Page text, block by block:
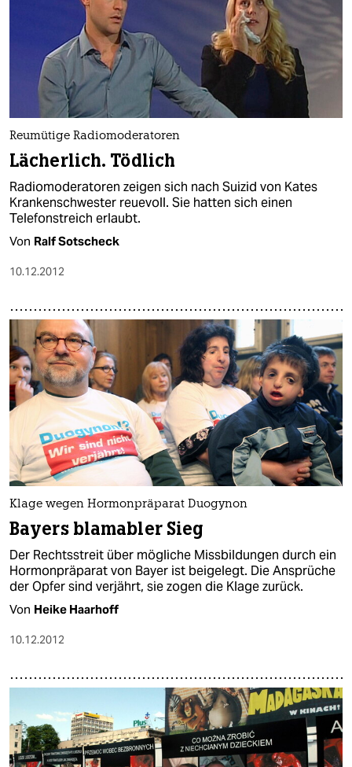
Reumütige Radiomoderatoren
Lächerlich. Tödlich
Radiomoderatoren zeigen sich nach Suizid von Kates
Krankenschwester reuevoll. Sie hatten sich einen
Telefonstreich erlaubt.
Von Ralf Sotscheck
10.12.2012
Klage wegen Hormonpräparat Duogynon
Bayers blamabler Sieg
Der Rechtsstreit über mögliche Missbildungen durch ein
Hormonpräparat von Bayer ist beigelegt. Die Ansprüche
der Opfer sind verjährt, sie zogen die Klage zurück.
Von Heike Haarhoff
10.12.2012